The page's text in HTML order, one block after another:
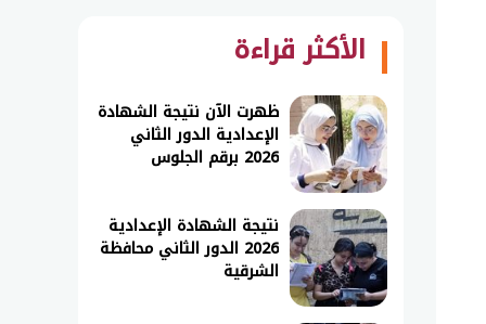
الأكثر قراءة
ظهرت الآن نتيجة الشهادة
الإعدادية الدور الثاني
2026 برقم الجلوس
نتيجة الشهادة الإعدادية
2026 الدور الثاني محافظة
الشرقية